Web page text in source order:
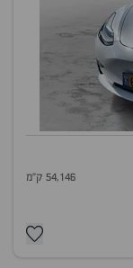
54,146 ק"מ